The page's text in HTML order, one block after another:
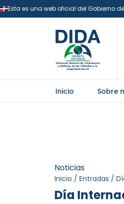
Esta es una web oficial del Gobierno
Inicio Sobre
Noticias
Inicio / Entradas /
Día